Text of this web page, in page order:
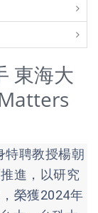
東海大
聘教授楊朝
進，以研究
榮獲2024年